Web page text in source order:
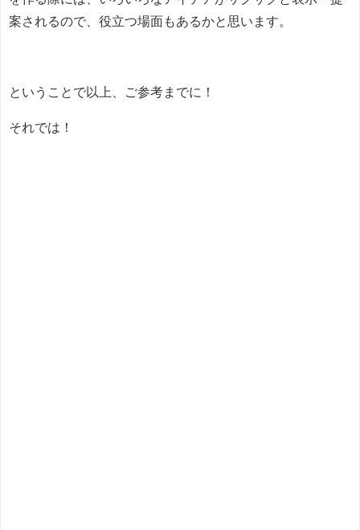
案されるので、役立つ場面もあるかと思います。
ということで以上、ご参考までに！
それでは！